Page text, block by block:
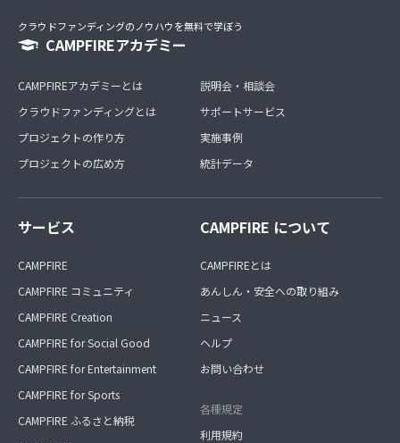
クラウドファンディングのノウハウを無料で学ぼう
CAMPFIREアカデミー
CAMPFIREアカデミーとは
クラウドファンディングとは
プロジェクトの作り方
プロジェクトの広め方
説明会・相談会
サポートサービス
実施事例
統計データ
サービス
CAMPFIRE
CAMPFIRE コミュニティ
CAMPFIRE Creation
CAMPFIRE for Social Good
CAMPFIRE for Entertainment
CAMPFIRE for Sports
CAMPFIRE ふるさと納税
CAMPFIRE について
CAMPFIREとは
あんしん・安全への取り組み
ニュース
ヘルプ
お問い合わせ
各種規定
利用規約